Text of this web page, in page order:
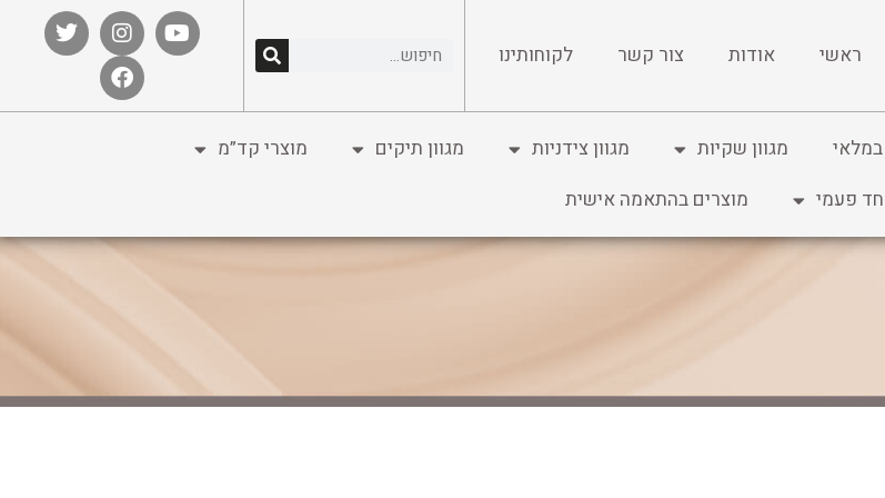
ראשי אודות צור קשר לקוחותינו
מגוון שקיות מגוון צידניות מגוון תיקים
מוצרי קד”מ
חד פעמי מוצרים בהתאמה אישית